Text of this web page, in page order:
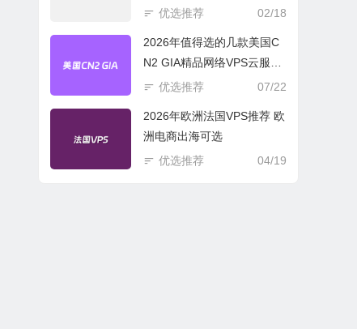
美云服务器
02/18
优选推荐
2026年值得选的几款美国C
N2 GIA精品网络VPS云服务
器推荐
07/22
优选推荐
2026年欧洲法国VPS推荐 欧
洲电商出海可选
04/19
优选推荐